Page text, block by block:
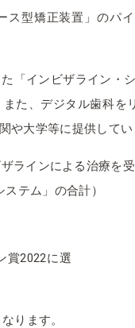
型矯正装置」のパ
「インビザライン・
た、デジタル歯科
や大学等に提供してい
ラインによる治療を
テム」の合計）
賞2022に選
ります。